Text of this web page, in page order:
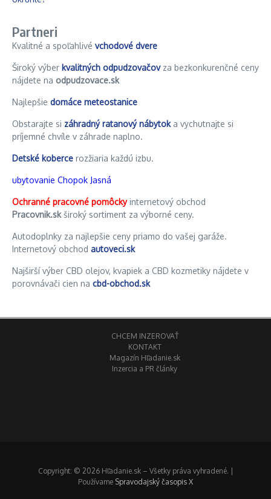
Partneri
Kvalitné a spoľahlivé vchodové dvere
Široký výber kvalitných odpudzovačovza bezkonkurenčné ceny
nájdete na odpudzovace.sk
Najlepšie domáce meteostanice
Obstarajte si záhradný ratanový nábytoka vychutnajte si
príjemné chvíle v záhrade naplno.
Detské koberce rozžiaria každú izbu.
ubytovanie Chopok Jasná
Ochranné pracovné pomôckyinternetový obchod
Pracovnik.skširoký sortiment za výborné ceny.
Autodoplnky za najlepšie ceny priamo do vašej garáže.
Internetový obchod autoveci.sk
Najširší výber CBD olejov, kvapiek a CBD kozmetiky nájdete v
porovnávači cien na cbd-obchod.sk
CHCEM INZEROVAŤ
KONTAKT
Magazín Hľadanie.sk
Inzercia a PR články
Copyright: © 2026 Hľadanie.sk – Všetky práva vyhradené. |
Používame Spravodajský časopis X